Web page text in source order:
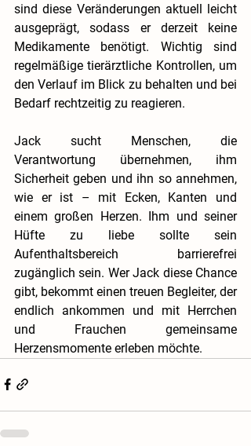
sind diese Veränderungen aktuell leicht
ausgeprägt, sodass er derzeit keine
Medikamente benötigt. Wichtig sind
regelmäßige tierärztliche Kontrollen, um
den Verlauf im Blick zu behalten und bei
Bedarf rechtzeitig zu reagieren.
Jack sucht Menschen, die
Verantwortung übernehmen, ihm
Sicherheit geben und ihn so annehmen,
wie er ist – mit Ecken, Kanten und
einem großen Herzen. Ihm und seiner
Hüfte zu liebe sollte sein
Aufenthaltsbereich barrierefrei
zugänglich sein. Wer Jack diese Chance
gibt, bekommt einen treuen Begleiter, der
endlich ankommen und mit Herrchen
und Frauchen gemeinsame
Herzensmomente erleben möchte.